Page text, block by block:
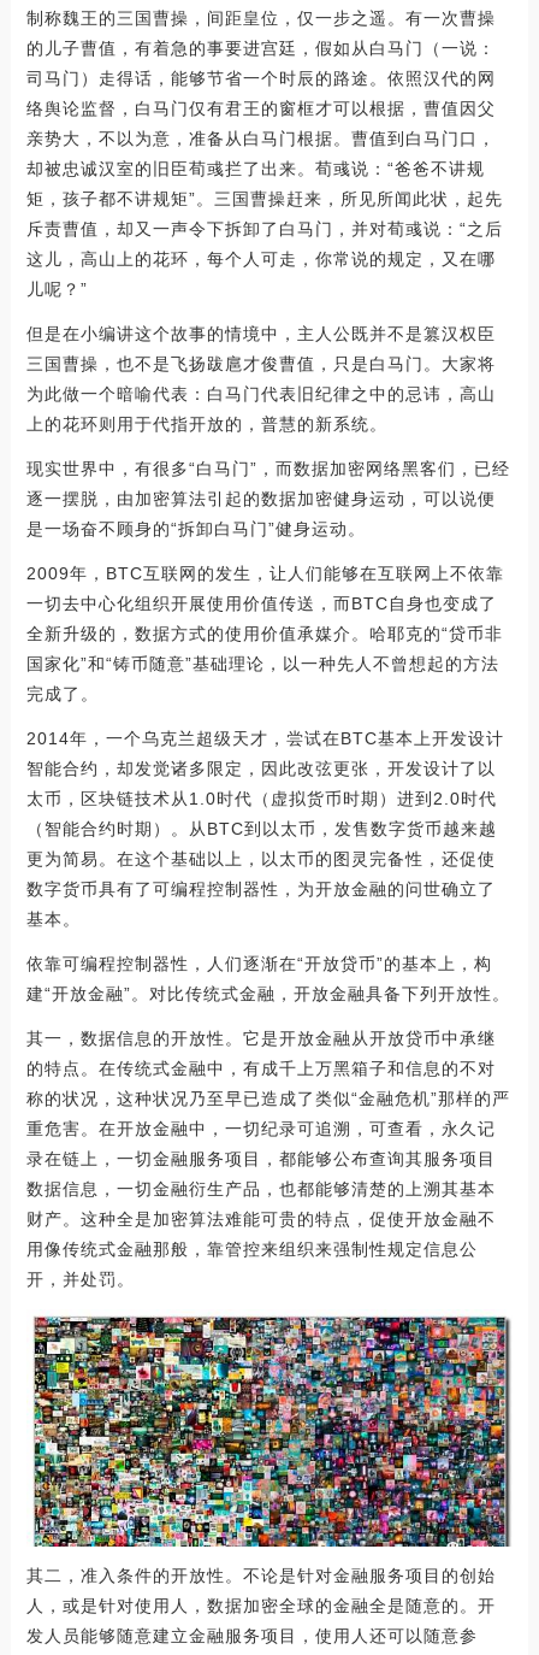
制称魏王的三国曹操，间距皇位，仅一步之遥。有一次曹操
的儿子曹值，有着急的事要进宫廷，假如从白马门（一说：
司马门）走得话，能够节省一个时辰的路途。依照汉代的网
络舆论监督，白马门仅有君王的窗框才可以根据，曹值因父
亲势大，不以为意，准备从白马门根据。曹值到白马门口，
却被忠诚汉室的旧臣荀彧拦了出来。荀彧说：“爸爸不讲规
矩，孩子都不讲规矩”。三国曹操赶来，所见所闻此状，起先
斥责曹值，却又一声令下拆卸了白马门，并对荀彧说：“之后
这儿，高山上的花环，每个人可走，你常说的规定，又在哪
儿呢？”
但是在小编讲这个故事的情境中，主人公既并不是篡汉权臣
三国曹操，也不是飞扬跋扈才俊曹值，只是白马门。大家将
为此做一个暗喻代表：白马门代表旧纪律之中的忌讳，高山
上的花环则用于代指开放的，普慧的新系统。
现实世界中，有很多“白马门”，而数据加密网络黑客们，已经
逐一摆脱，由加密算法引起的数据加密健身运动，可以说便
是一场奋不顾身的“拆卸白马门”健身运动。
2009年，BTC互联网的发生，让人们能够在互联网上不依靠
一切去中心化组织开展使用价值传送，而BTC自身也变成了
全新升级的，数据方式的使用价值承媒介。哈耶克的“贷币非
国家化”和“铸币随意”基础理论，以一种先人不曾想起的方法
完成了。
2014年，一个乌克兰超级天才，尝试在BTC基本上开发设计
智能合约，却发觉诸多限定，因此改弦更张，开发设计了以
太币，区块链技术从1.0时代（虚拟货币时期）进到2.0时代
（智能合约时期）。从BTC到以太币，发售数字货币越来越
更为简易。在这个基础以上，以太币的图灵完备性，还促使
数字货币具有了可编程控制器性，为开放金融的问世确立了
基本。
依靠可编程控制器性，人们逐渐在“开放贷币”的基本上，构
建“开放金融”。对比传统式金融，开放金融具备下列开放性。
其一，数据信息的开放性。它是开放金融从开放贷币中承继
的特点。在传统式金融中，有成千上万黑箱子和信息的不对
称的状况，这种状况乃至早已造成了类似“金融危机”那样的严
重危害。在开放金融中，一切纪录可追溯，可查看，永久记
录在链上，一切金融服务项目，都能够公布查询其服务项目
数据信息，一切金融衍生产品，也都能够清楚的上溯其基本
财产。这种全是加密算法难能可贵的特点，促使开放金融不
用像传统式金融那般，靠管控来组织来强制性规定信息公
开，并处罚。
其二，准入条件的开放性。不论是针对金融服务项目的创始
人，或是针对使用人，数据加密全球的金融全是随意的。开
发人员能够随意建立金融服务项目，使用人还可以随意参